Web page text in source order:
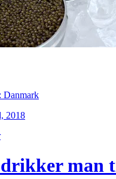
Danmark
2018
man